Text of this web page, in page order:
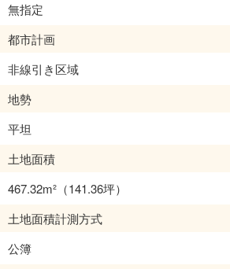
無指定
都市計画
非線引き区域
地勢
平坦
土地面積
467.32m² （141.36坪）
土地面積計測方式
公簿